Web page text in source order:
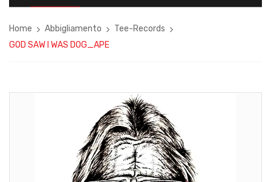
Home Abbigliamento
Tee-Records
GOD SAW I WAS DOG_APE